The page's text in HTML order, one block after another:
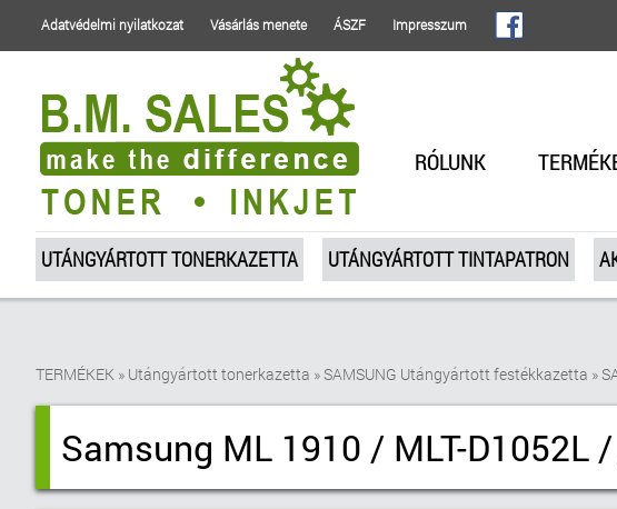
Adatvédelmi nyilatkozat Vásárlás menete ÁSZF Impresszum
RÓLUNK
UTÁNGYÁRTOTT TONERKAZETTA UTÁNGYÁRTOTT TINTAPATRON
TERMÉKEK » Utángyártott tonerkazetta »SAMSUNG Utángyártott festékkazetta »
Samsung ML 1910 / MLT-D1052L